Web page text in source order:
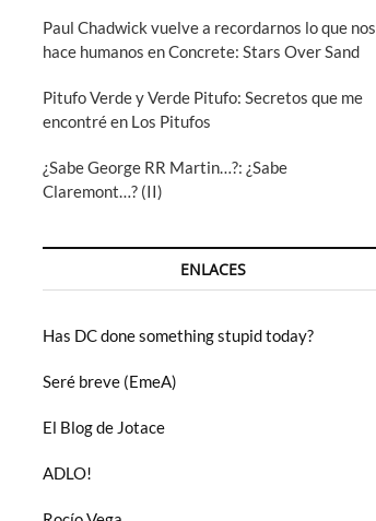
Paul Chadwick vuelve a recordarnos lo que nos
hace humanos en Concrete: Stars Over Sand
Pitufo Verde y Verde Pitufo: Secretos que me
encontré en Los Pitufos
¿Sabe George RR Martin…?: ¿Sabe
Claremont…? (II)
ENLACES
Has DC done something stupid today?
Seré breve (EmeA)
El Blog de Jotace
ADLO!